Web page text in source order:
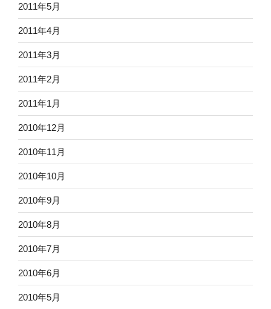
2011年5月
2011年4月
2011年3月
2011年2月
2011年1月
2010年12月
2010年11月
2010年10月
2010年9月
2010年8月
2010年7月
2010年6月
2010年5月